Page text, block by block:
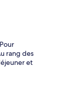
rang des
et